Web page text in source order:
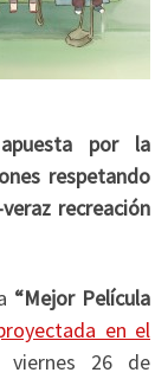
por la
respetando
recreación
“Mejor Película
en el
viernes 26 de